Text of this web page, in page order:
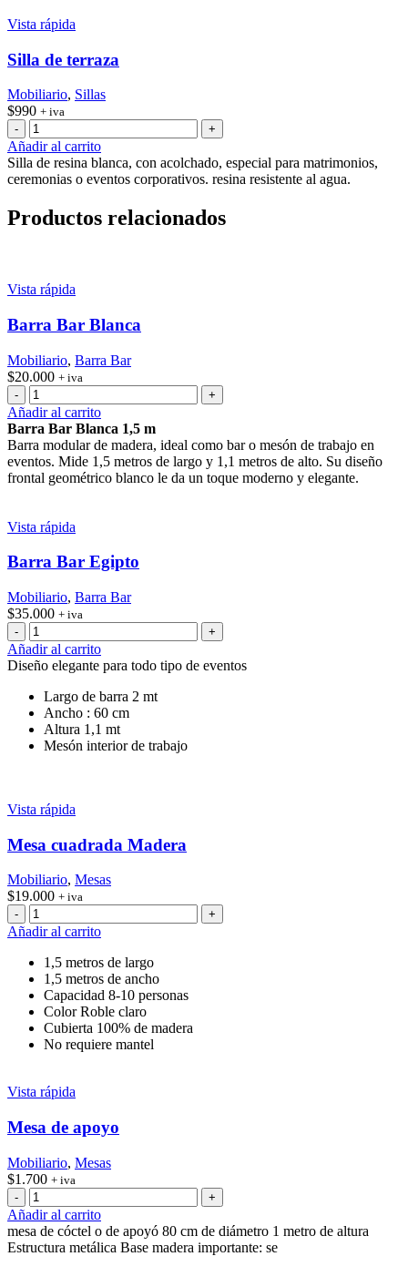
Vista rápida
Silla de terraza
Mobiliario, Sillas
$990 + iva
Silla
de
terraza
cantidad
Añadir al carrito
Silla de resina blanca, con acolchado, especial para matrimonios,
ceremonias o eventos corporativos. resina resistente al agua.
Productos relacionados
Vista rápida
Barra Bar Blanca
Mobiliario, Barra Bar
$20.000 + iva
Barra
Bar
Blanca
cantidad
Añadir al carrito
Barra Bar Blanca 1,5 m
Barra modular de madera, ideal como bar o mesón de trabajo en
eventos. Mide 1,5 metros de largo y 1,1 metros de alto. Su diseño
frontal geométrico blanco le da un toque moderno y elegante.
Vista rápida
Barra Bar Egipto
Mobiliario, Barra Bar
$35.000 + iva
Barra
Bar
Egipto
cantidad
Añadir al carrito
Diseño elegante para todo tipo de eventos
Largo de barra 2 mt
Ancho : 60 cm
Altura 1,1 mt
Mesón interior de trabajo
Vista rápida
Mesa cuadrada Madera
Mobiliario, Mesas
$19.000 + iva
Mesa
cuadrada
cantidad
Añadir al carrito
1,5 metros de largo
1,5 metros de ancho
Capacidad 8-10 personas
Color Roble claro
Cubierta 100% de madera
No requiere mantel
Vista rápida
Mesa de apoyo
Mobiliario, Mesas
$1.700 + iva
Mesa
de
apoyo
cantidad
Añadir al carrito
mesa de cóctel o de apoyó 80 cm de diámetro 1 metro de altura
Estructura metálica Base madera importante: se